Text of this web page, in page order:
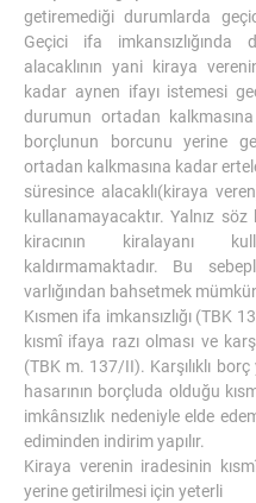
getiremediği durumlarda
Geçici ifa
alacaklının yani kiraya
kadar aynen ifayı istemesi
durumun ortadan
borçlunun borcunu yerine
ortadan kalkmasına kadar
süresince alacaklı(kiraya
kullanamayacaktır. Yalnız
kiracının kiralayanı
kaldırmamaktadır. Bu
varlığından bahsetmek
Kısmen ifa imkansızlığı (TBK
kısmî ifaya razı olması ve
(TBK m. 137/II). Karşılıklı
hasarının borçluda olduğu
imkânsızlık nedeniyle elde
ediminden indirim yapılır.
Kiraya verenin iradesinin
yerine getirilmesi için yeterli